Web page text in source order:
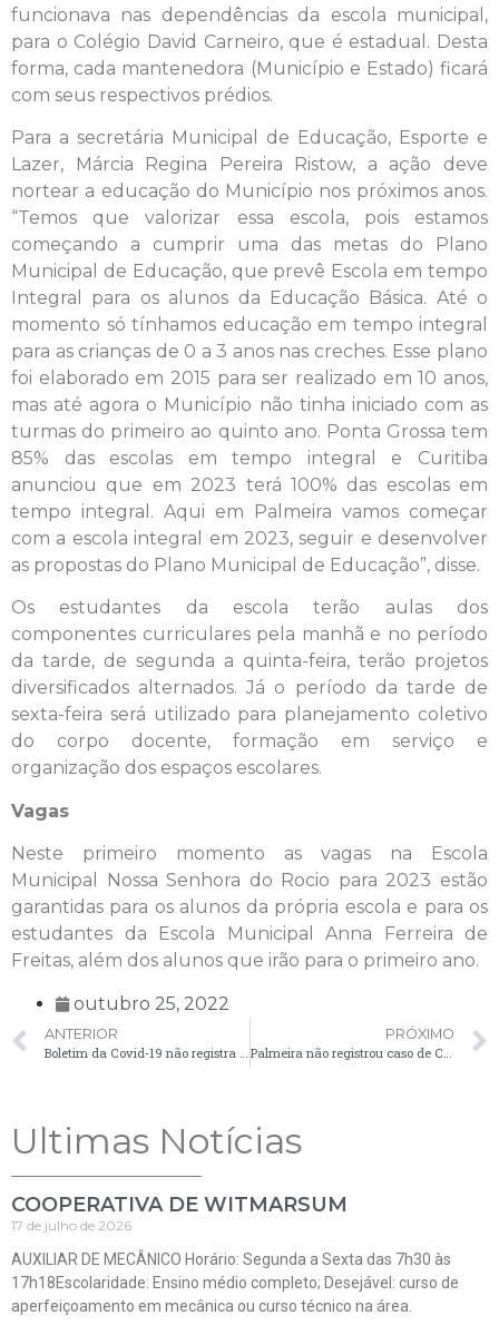
funcionava nas dependências da escola municipal,
para o Colégio David Carneiro, que é estadual. Desta
forma, cada mantenedora (Município e Estado) ficará
com seus respectivos prédios.
Para a secretária Municipal de Educação, Esporte e
Lazer, Márcia Regina Pereira Ristow, a ação deve
nortear a educação do Município nos próximos anos.
“Temos que valorizar essa escola, pois estamos
começando a cumprir uma das metas do Plano
Municipal de Educação, que prevê Escola em tempo
Integral para os alunos da Educação Básica. Até o
momento só tínhamos educação em tempo integral
para as crianças de 0 a 3 anos nas creches. Esse plano
foi elaborado em 2015 para ser realizado em 10 anos,
mas até agora o Município não tinha iniciado com as
turmas do primeiro ao quinto ano. Ponta Grossa tem
85% das escolas em tempo integral e Curitiba
anunciou que em 2023 terá 100% das escolas em
tempo integral. Aqui em Palmeira vamos começar
com a escola integral em 2023, seguir e desenvolver
as propostas do Plano Municipal de Educação”, disse.
Os estudantes da escola terão aulas dos
componentes curriculares pela manhã e no período
da tarde, de segunda a quinta-feira, terão projetos
diversificados alternados. Já o período da tarde de
sexta-feira será utilizado para planejamento coletivo
do corpo docente, formação em serviço e
organização dos espaços escolares.
Vagas
Neste primeiro momento as vagas na Escola
Municipal Nossa Senhora do Rocio para 2023 estão
garantidas para os alunos da própria escola e para os
estudantes da Escola Municipal Anna Ferreira de
Freitas, além dos alunos que irão para o primeiro ano.
outubro 25, 2022
ANTERIOR
PRÓXIMO
Ultimas Notícias
COOPERATIVA DE WITMARSUM
17 de julho de 2026
AUXILIAR DE MECÂNICO Horário: Segunda a Sexta das 7h30 às
17h18Escolaridade: Ensino médio completo; Desejável: curso de
aperfeiçoamento em mecânica ou curso técnico na área.